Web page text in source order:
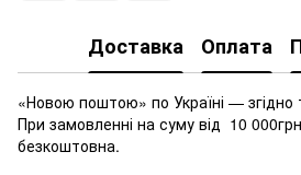
Доставка Оплата
«Новою поштою» по Україні — згідно
При замовленні на суму від 10
безкоштовна.